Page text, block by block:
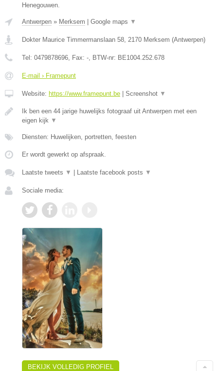
Henegouwen.
Antwerpen » Merksem Google maps ▼
Dokter Maurice Timmermanslaan 58 2170 Merksem (Antwerpen)
Tel: 0479878696 , Fax: - , BTW-nr: BE1004.252.678
E-mail › Framepunt
Website: https://www.framepunt.be Screenshot ▼
Ik ben een 44 jarige huwelijks fotograaf uit Antwerpen met een
eigen kijk ▼
Diensten: Huwelijken, portretten, feesten
Er wordt gewerkt op afspraak.
Laatste tweets ▼ Laatste facebook posts ▼
Sociale media:
BEKIJK VOLLEDIG PROFIEL